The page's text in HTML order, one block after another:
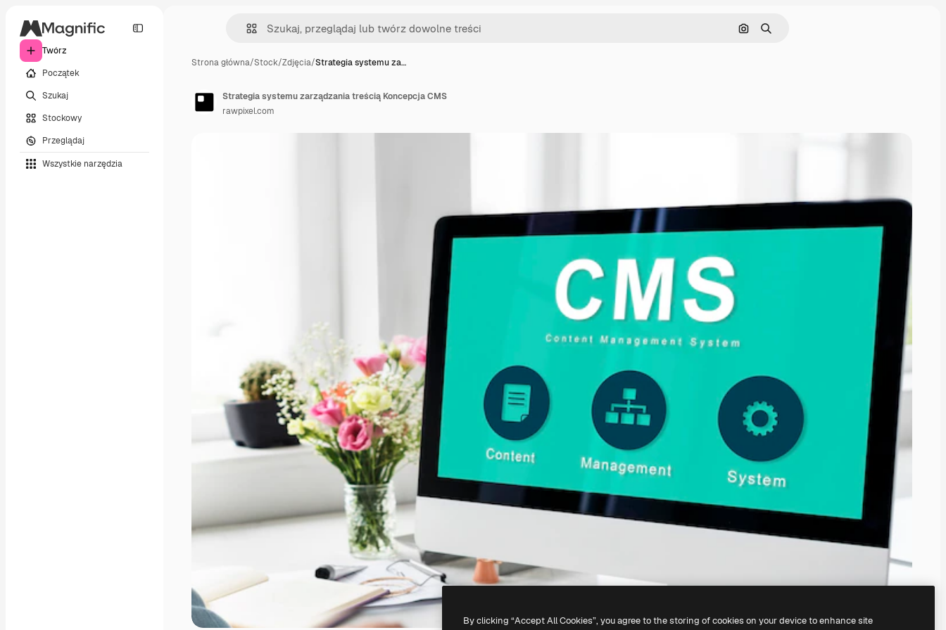
Twórz
Początek
Szukaj
Stockowy
Przeglądaj
Wszystkie narzędzia
Szukaj według obrazu
Szukaj
Strona główna/Stock/Zdjęcia/Strategia systemu za…
Strategia systemu zarządzania treścią Koncepcja CMS
rawpixel.com
By clicking “Accept All Cookies”, you agree to the storing of cookies on your device to enhance site